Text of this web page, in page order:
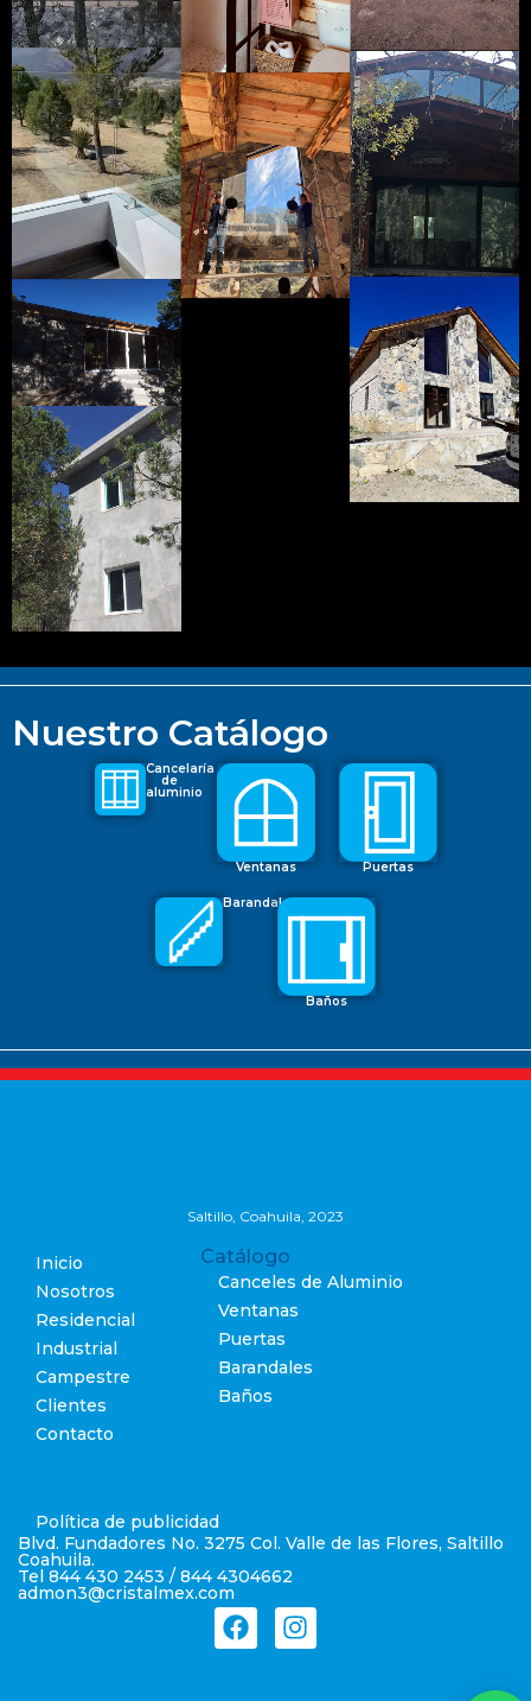
Nuestro Catálogo
Cancelaría
de
aluminio
Ventanas Puertas
Barandales
Baños
Saltillo, Coahuila, 2023
Inicio
Nosotros
Residencial
Industrial
Campestre
Clientes
Contacto
Catálogo
Canceles de Aluminio
Ventanas
Puertas
Barandales
Baños
Política de publicidad
Blvd. Fundadores No. 3275 Col. Valle de las Flores, Saltillo
Coahuila.
Tel 844 430 2453 / 844 4304662
admon3@cristalmex.com